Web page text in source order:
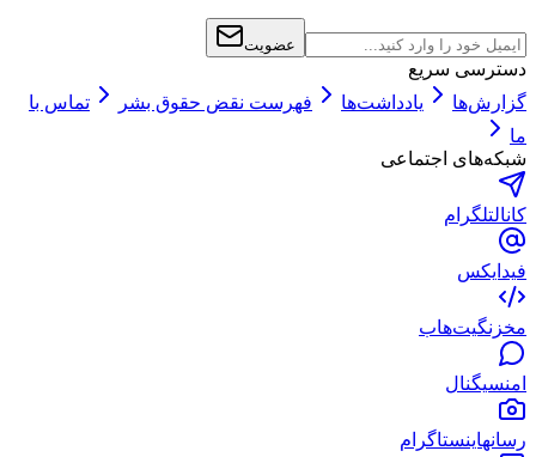
عضویت
دسترسی سریع
گزارش‌ها
یادداشت‌ها فهرست نقض حقوق بشر
تماس با
ما
شبکه‌های اجتماعی
کانالتلگرام
فید ایکس
مخزنگیت‌هاب
امنسیگنال
رسانهاینستاگرام